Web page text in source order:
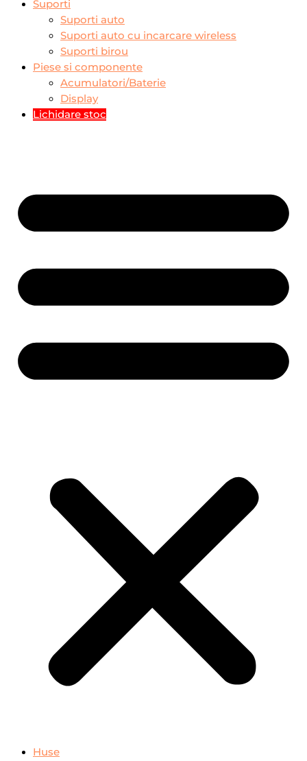
Suporti
Suporti auto
Suporti auto cu incarcare wireless
Suporti birou
Piese si componente
Acumulatori/Baterie
Display
Lichidare stoc
Huse